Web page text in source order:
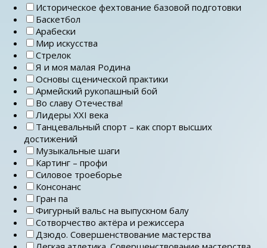
Историческое фехтование базовой подготовки
Баскетбол
Арабески
Мир искусства
Стрелок
Я и моя малая Родина
Основы сценической практики
Армейский рукопашный бой
Во славу Отечества!
Лидеры ХХI века
Танцевальный спорт – как спорт высших
достижений
Музыкальные шаги
Картинг – профи
Силовое троеборье
Консонанс
Гран па
Фигурный вальс на выпускном балу
Сотворчество актёра и режиссера
Дзюдо. Совершенствование мастерства